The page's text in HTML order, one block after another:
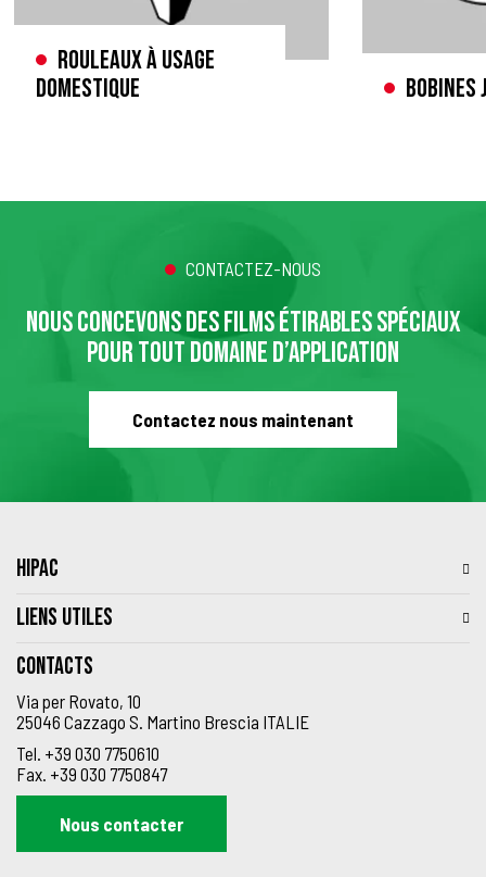
Rouleaux à usage
domestique
Bobines
CONTACTEZ-NOUS
NOUS CONCEVONS DES FILMS ÉTIRABLES SPÉCIAUX
POUR TOUT DOMAINE D’APPLICATION
Contactez nous maintenant
HIPAC
LIENS UTILES
Contacts
Via per Rovato, 10
25046 Cazzago S. Martino Brescia ITALIE
Tel. +39 030 7750610
Fax. +39 030 7750847
Nous contacter